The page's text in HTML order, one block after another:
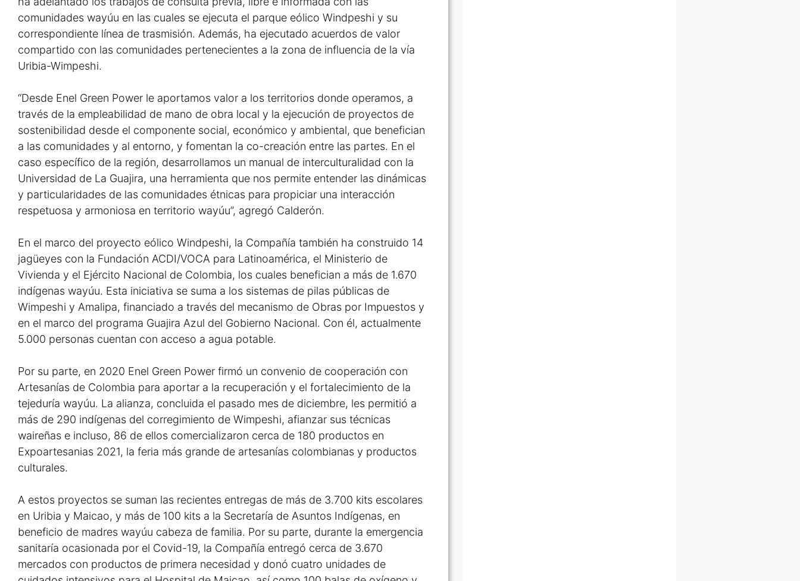
comunidades wayúu en las cuales se ejecuta el parque eólico Windpeshi y su
correspondiente línea de trasmisión. Además, ha ejecutado acuerdos de valor
compartido con las comunidades pertenecientes a la zona de influencia de la vía
Uribia-Wimpeshi.
“Desde Enel Green Power le aportamos valor a los territorios donde operamos, a
través de la empleabilidad de mano de obra local y la ejecución de proyectos de
sostenibilidad desde el componente social, económico y ambiental, que benefician
a las comunidades y al entorno, y fomentan la co-creación entre las partes. En el
caso específico de la región, desarrollamos un manual de interculturalidad con la
Universidad de La Guajira, una herramienta que nos permite entender las dinámicas
y particularidades de las comunidades étnicas para propiciar una interacción
respetuosa y armoniosa en territorio wayúu”, agregó Calderón.
En el marco del proyecto eólico Windpeshi, la Compañía también ha construido 14
jagüeyes con la Fundación ACDI/VOCA para Latinoamérica, el Ministerio de
Vivienda y el Ejército Nacional de Colombia, los cuales benefician a más de 1.670
indígenas wayúu. Esta iniciativa se suma a los sistemas de pilas públicas de
Wimpeshi y Amalipa, financiado a través del mecanismo de Obras por Impuestos y
en el marco del programa Guajira Azul del Gobierno Nacional. Con él, actualmente
5.000 personas cuentan con acceso a agua potable.
Por su parte, en 2020 Enel Green Power firmó un convenio de cooperación con
Artesanías de Colombia para aportar a la recuperación y el fortalecimiento de la
tejeduría wayúu. La alianza, concluida el pasado mes de diciembre, les permitió a
más de 290 indígenas del corregimiento de Wimpeshi, afianzar sus técnicas
waireñas e incluso, 86 de ellos comercializaron cerca de 180 productos en
Expoartesanias 2021, la feria más grande de artesanías colombianas y productos
culturales.
A estos proyectos se suman las recientes entregas de más de 3.700 kits escolares
en Uribia y Maicao, y más de 100 kits a la Secretaría de Asuntos Indígenas, en
beneficio de madres wayúu cabeza de familia. Por su parte, durante la emergencia
sanitaría ocasionada por el Covid-19, la Compañía entregó cerca de 3.670
mercados con productos de primera necesidad y donó cuatro unidades de